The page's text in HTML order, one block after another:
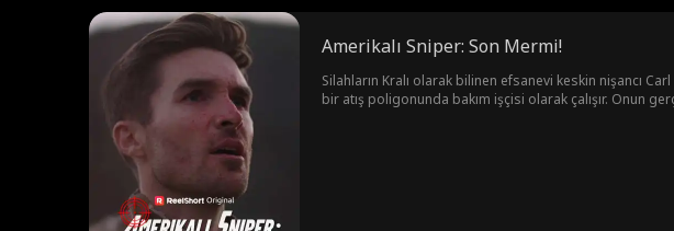
Amerikalı Sniper: Son Mermi!
Silahların Kralı olarak bilinen efsanevi keskin nişancı
bir atış poligonunda bakım işçisi olarak çalışır. Onun